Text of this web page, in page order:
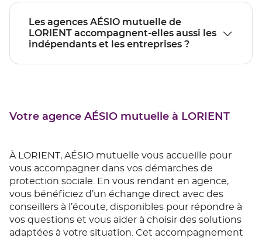
Les agences AÉSIO mutuelle de
LORIENT accompagnent-elles aussi les
indépendants et les entreprises ?
Votre agence AÉSIO mutuelle à LORIENT
À LORIENT, AÉSIO mutuelle vous accueille pour
vous accompagner dans vos démarches de
protection sociale. En vous rendant en agence,
vous bénéficiez d’un échange direct avec des
conseillers à l’écoute, disponibles pour répondre à
vos questions et vous aider à choisir des solutions
adaptées à votre situation. Cet accompagnement